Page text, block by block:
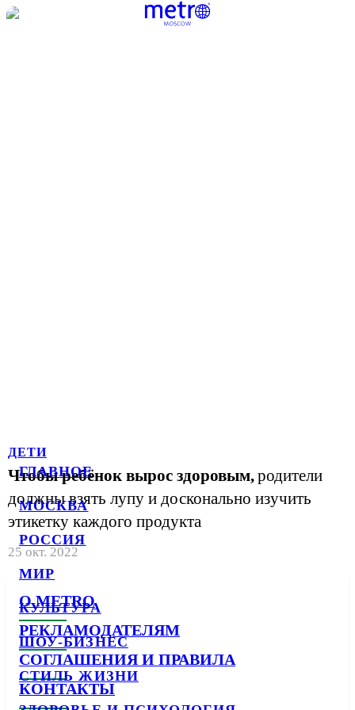
ГЛАВНОЕ
МОСКВА
РОССИЯ
МИР
КУЛЬТУРА
ШОУ-БИЗНЕС
СТИЛЬ ЖИЗНИ
ДЕТИ
Чтобы ребёнок вырос здоровым,родители
должны взять лупу и досконально изучить
этикетку каждого продукта
25 окт. 2022
О METRO
РЕКЛАМОДАТЕЛЯМ
СОГЛАШЕНИЯ И ПРАВИЛА
КОНТАКТЫ